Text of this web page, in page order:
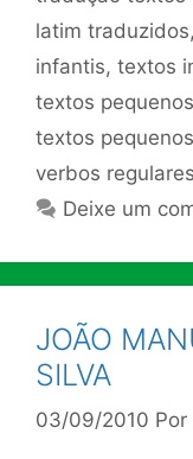
latim traduzidos,
infantis, textos
textos pequenos
textos
verbos regulares
Deixe um
JOÃO
SILVA
03/09/2010 Por